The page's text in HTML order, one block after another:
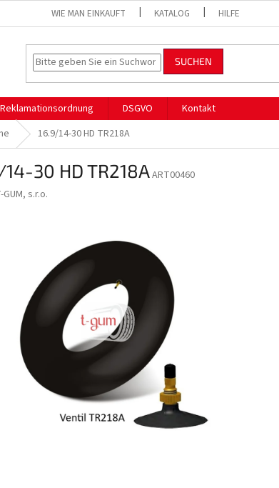
WIE MAN EINKAUFT KATALOG HILFE
SUCHEN
Reklamationsordnung DSGVO
Kontakt
16.9/14-30 HD TR218A
30 HD TR218AART00460
GUM, s.r.o.